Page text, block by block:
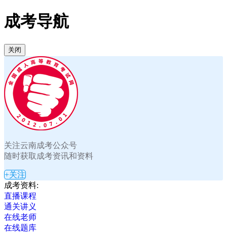
成考导航
关闭
关注云南成考公众号
随时获取成考资讯和资料
+关注
成考资料:
直播课程
通关讲义
在线老师
在线题库